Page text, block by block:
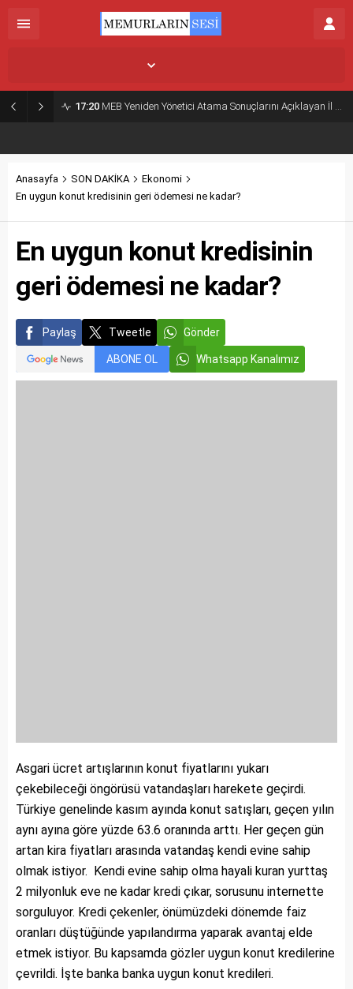
17:20 MEB Yeniden Yönetici Atama Sonuçlarını Açıklayan İl MEM’ler Listesi
Anasayfa SON DAKİKA
Ekonomi
En uygun konut kredisinin geri ödemesi ne kadar?
En uygun konut kredisinin
geri ödemesi ne kadar?
Paylaş Tweetle Gönder
ABONE OL Whatsapp Kanalımız
Asgari ücret artışlarının konut fiyatlarını yukarı
çekebileceği öngörüsü vatandaşları harekete geçirdi.
Türkiye genelinde kasım ayında konut satışları, geçen yılın
aynı ayına göre yüzde 63.6 oranında arttı. Her geçen gün
artan kira fiyatları arasında vatandaş kendi evine sahip
olmak istiyor. Kendi evine sahip olma hayali kuran yurttaş
2 milyonluk eve ne kadar kredi çıkar, sorusunu internette
sorguluyor. Kredi çekenler, önümüzdeki dönemde faiz
oranları düştüğünde yapılandırma yaparak avantaj elde
etmek istiyor. Bu kapsamda gözler uygun konut kredilerine
çevrildi. İşte banka banka uygun konut kredileri.